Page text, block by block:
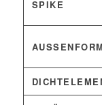
SPIKE
AUSSENFORM